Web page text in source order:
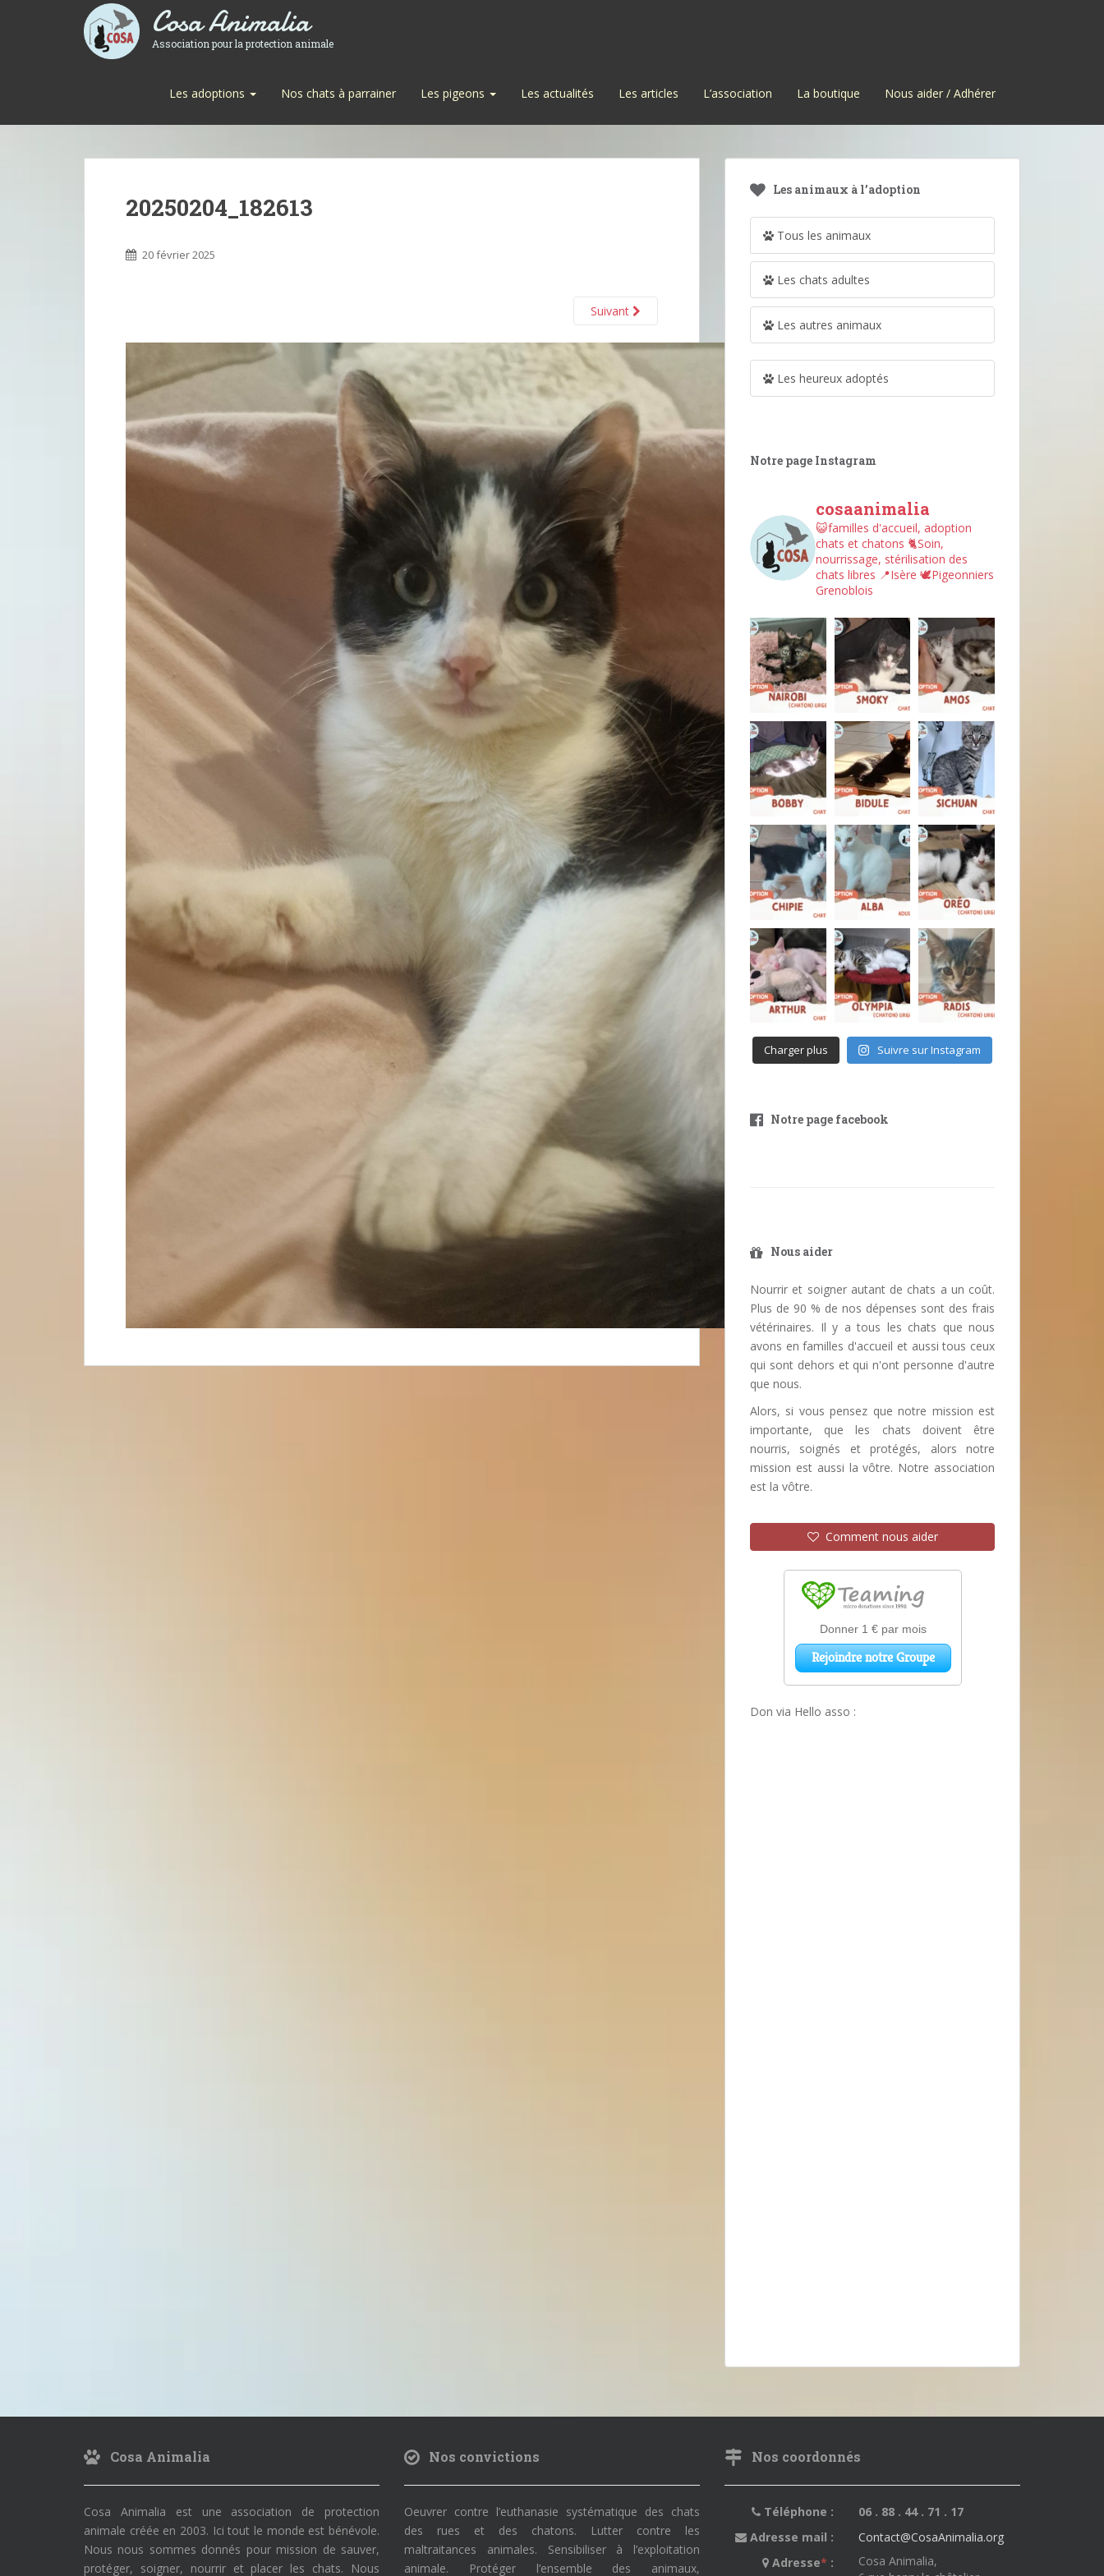
Cosa Animalia
Association pour la protection animale
Les adoptions Nos chats à parrainer Les pigeons Les actualités Les articles L’association La boutique Nous aider / Adhérer
20250204_182613
20 février 2025
Suivant
Les animaux à l’adoption
Tous les animaux
Les chats adultes
Les autres animaux
Les heureux adoptés
Notre page Instagram
cosaanimalia
😺familles d'accueil, adoption
chats et chatons 🐈Soin,
nourrissage, stérilisation des
chats libres 📍Isère 🕊︎Pigeonniers
Grenoblois
Charger plus Suivre sur Instagram
Notre page facebook
Nous aider
Nourrir et soigner autant de chats a un coût.
Plus de 90 % de nos dépenses sont des frais
vétérinaires. Il y a tous les chats que nous
avons en familles d'accueil et aussi tous ceux
qui sont dehors et qui n'ont personne d'autre
que nous.
Alors, si vous pensez que notre mission est
importante, que les chats doivent être
nourris, soignés et protégés, alors notre
mission est aussi la vôtre. Notre association
est la vôtre.
Comment nous aider
Don via Hello asso :
Cosa Animalia
Cosa Animalia est une association de protection
animale créée en 2003. Ici tout le monde est bénévole.
Nous nous sommes donnés pour mission de sauver,
protéger, soigner, nourrir et placer les chats. Nous
Nos convictions
Oeuvrer contre l’euthanasie systématique des chats
des rues et des chatons. Lutter contre les
maltraitances animales. Sensibiliser à l’exploitation
animale. Protéger l’ensemble des animaux,
Nos coordonnés
Téléphone :
06 . 88 . 44 . 71 . 17
Adresse mail :
Contact@CosaAnimalia.org
Adresse* :
Cosa Animalia,